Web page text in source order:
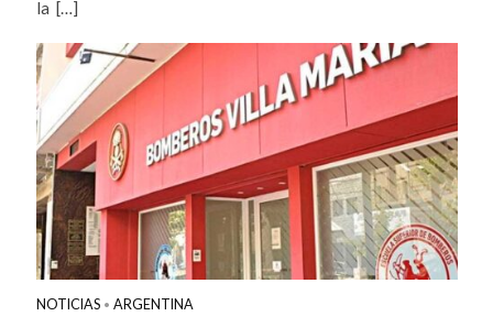
la […]
NOTICIAS • ARGENTINA